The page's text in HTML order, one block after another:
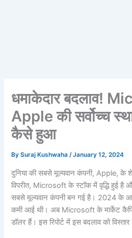
धमाकेदार बदलाव!
Apple की सर्वोच्च
कैसे हुआ
BySuraj Kushwaha/January 12, 2024
दुनिया की सबसे मूल्यवान कंपनी, Apple, के
विपरीत, Microsoft के स्टॉक में वृद्धि हुई है
सबसे मूल्यवान कंपनी बन गई है। 2024 के
कमी आई थी। अब Microsoft के मार्केट
डॉलर हैं। इस रिपोर्ट में इस बदलाव को